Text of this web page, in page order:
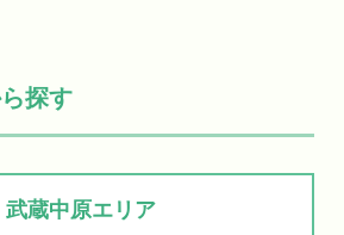
探す
武蔵中原エリア